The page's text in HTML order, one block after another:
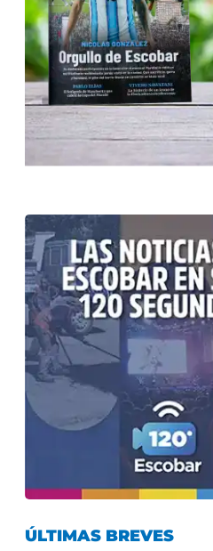
ÚLTIMAS BREVES